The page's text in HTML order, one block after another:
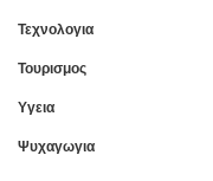
Τεχνολογια
Τουρισμος
Υγεια
Ψυχαγωγια